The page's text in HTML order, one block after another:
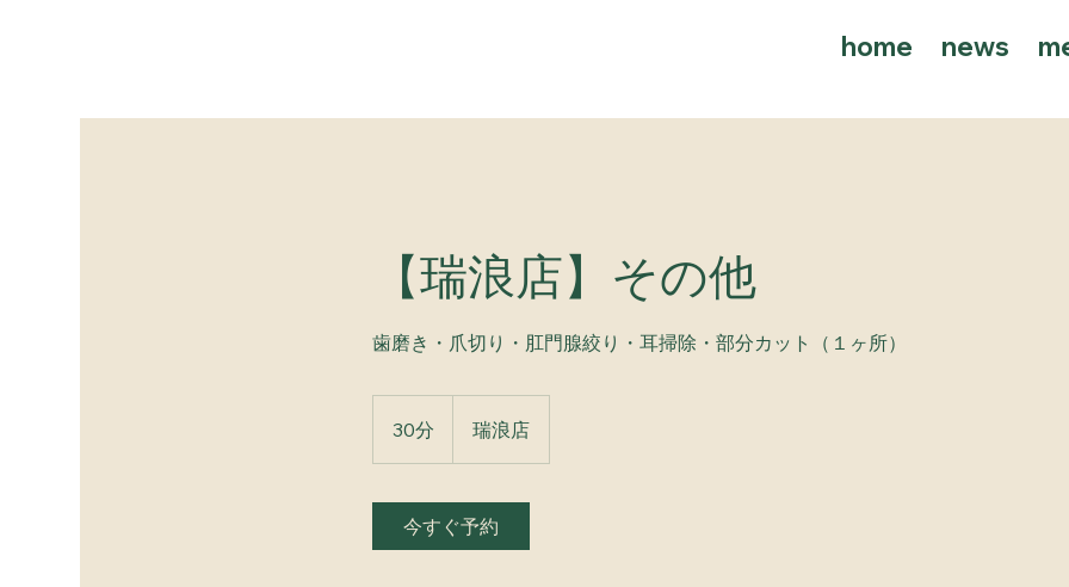
home news
【瑞浪店】その他
歯磨き・爪切り・肛門腺絞り・耳掃除・部分カット（１ヶ所）
30分
0
瑞浪店
今すぐ予約